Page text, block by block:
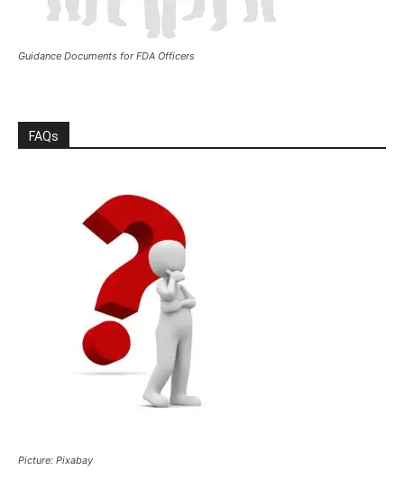
Guidance Documents for FDA Officers
FAQs
Picture: Pixabay